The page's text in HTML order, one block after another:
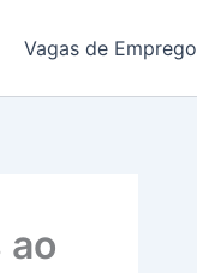
Vagas de Emprego
ao